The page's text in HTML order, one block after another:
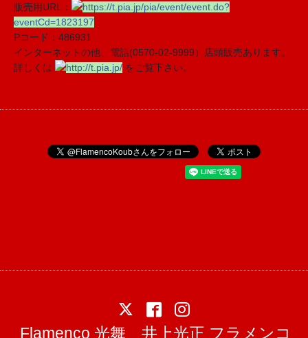
販売用URL：
https://t.pia.jp/pia/event/event.do?
eventCd=1823197
Pコード：486931
インターネットの他、電話(0570-02-9999）店頭販売あります。
詳しくは
http://t.pia.jp/ をご覧下さい。
Flamenco 光舞 井上光正 フラメンコ